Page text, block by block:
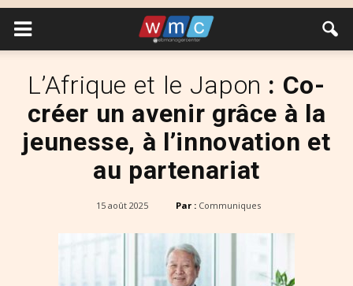
L’Afrique et le Japon : Co-
créer un avenir grâce à la
jeunesse, à l’innovation et
au partenariat
15 août 2025 Par : Communiques